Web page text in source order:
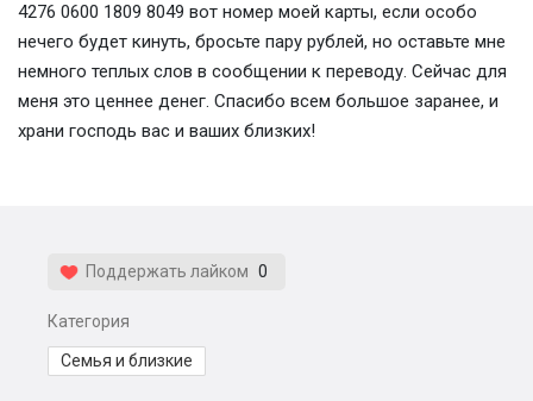
4276 0600 1809 8049 вот номер моей карты, если особо
нечего будет кинуть, бросьте пару рублей, но оставьте мне
немного теплых слов в сообщении к переводу. Сейчас для
меня это ценнее денег. Спасибо всем большое заранее, и
храни господь вас и ваших близких!
Поддержать лайком 0
Категория
Семья и близкие